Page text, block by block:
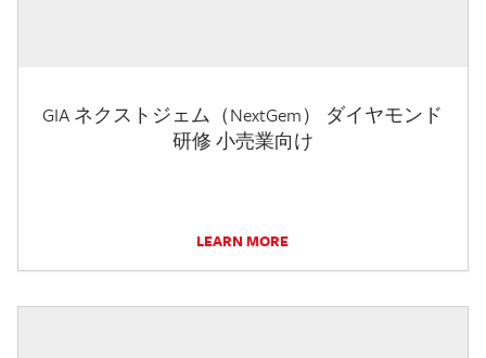
GIA ネクストジェム（NextGem） ダイヤモンド
研修 小売業向け
LEARN MORE